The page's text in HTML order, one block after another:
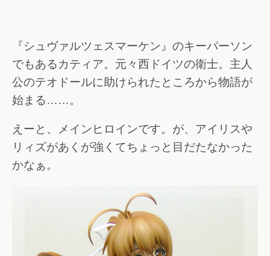
『シュヴァルツェスマーケン』のキーパーソン
でもあるカティア。元々西ドイツの衛士。主人
公のテオドールに助けられたところから物語が
始まる……。
えーと、メインヒロインです。が、アイリスや
リィズがあくが強くてちょっと目だたなかった
かなぁ。